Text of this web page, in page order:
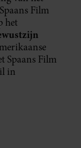
Film
het
Spaans Film
in